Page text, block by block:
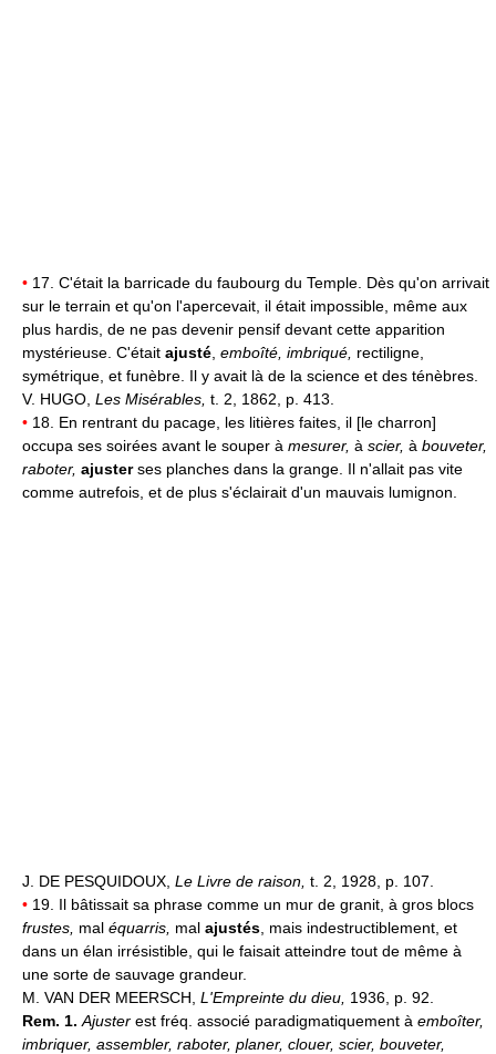
• 17. C'était la barricade du faubourg du Temple. Dès qu'on arrivait
sur le terrain et qu'on l'apercevait, il était impossible, même aux
plus hardis, de ne pas devenir pensif devant cette apparition
mystérieuse. C'était ajusté emboîté, imbriqué, rectiligne,
symétrique, et funèbre. Il y avait là de la science et des ténèbres.
V. HUGO, Les Misérables, t. 2, 1862, p. 413.
• 18. En rentrant du pacage, les litières faites, il [le charron]
occupa ses soirées avant le souper à mesurer, à scier, à bouveter,
raboter, ajusterses planches dans la grange. Il n'allait pas vite
comme autrefois, et de plus s'éclairait d'un mauvais lumignon.
J. DE PESQUIDOUX, Le Livre de raison, t. 2, 1928, p. 107.
• 19. Il bâtissait sa phrase comme un mur de granit, à gros blocs
frustes, mal équarris, mal ajustés , mais indestructiblement, et
dans un élan irrésistible, qui le faisait atteindre tout de même à
une sorte de sauvage grandeur.
M. VAN DER MEERSCH, L'Empreinte du dieu, 1936, p. 92.
Rem. 1. Ajuster est fréq. associé paradigmatiquement à emboîter,
imbriquer, assembler, raboter, planer, clouer, scier, bouveter,